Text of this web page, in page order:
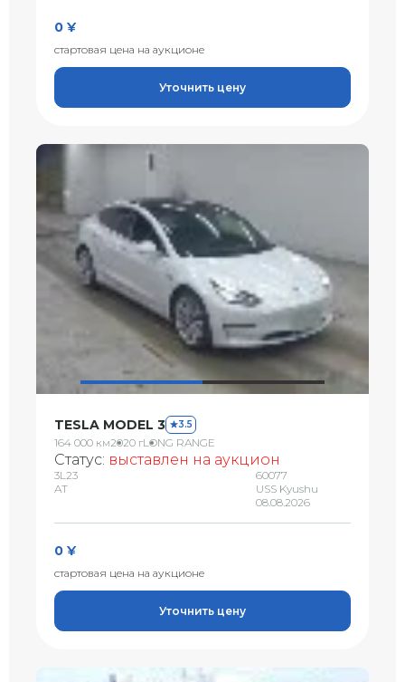
0 ¥
стартовая цена на аукционе
Уточнить цену
TESLA MODEL 3 3.5
164 000 км2020 гLONG RANGE
Статус: выставлен на аукцион
3L23
AT
60077
USS Kyushu
08.08.2026
0 ¥
стартовая цена на аукционе
Уточнить цену